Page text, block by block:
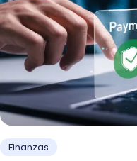
Finanzas